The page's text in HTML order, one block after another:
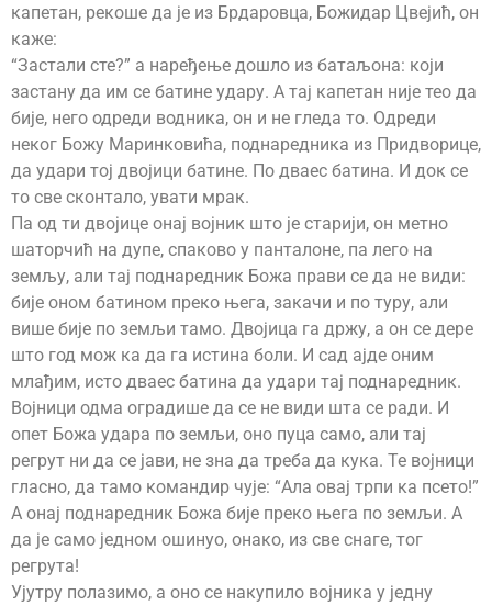
капетан, рекоше да је из Брдаровца, Божидар Цвејић, он
каже:
“Застали сте?” а наређење дошло из батаљона: који
застану да им се батине удару. А тај капетан није тео да
бије, него одреди водника, он и не гледа то. Одреди
неког Божу Маринковића, поднаредника из Придворице,
да удари тој двојици батине. По дваес батина. И док се
то све сконтало, увати мрак.
Па од ти двојице онај војник што је старији, он метно
шаторчић на дупе, спаково у панталоне, па лего на
земљу, али тај поднаредник Божа прави се да не види:
бије оном батином преко њега, закачи и по туру, али
више бије по земљи тамо. Двојица га држу, а он се дере
што год мож ка да га истина боли. И сад ајде оним
млађим, исто дваес батина да удари тај поднаредник.
Војници одма оградише да се не види шта се ради. И
опет Божа удара по земљи, оно пуца само, али тај
регрут ни да се јави, не зна да треба да кука. Те војници
гласно, да тамо командир чује: “Ала овај трпи ка псето!”
А онај поднаредник Божа бије преко њега по земљи. А
да је само једном ошинуо, онако, из све снаге, тог
регрута!
Ујутру полазимо, а оно се накупило војника у једну